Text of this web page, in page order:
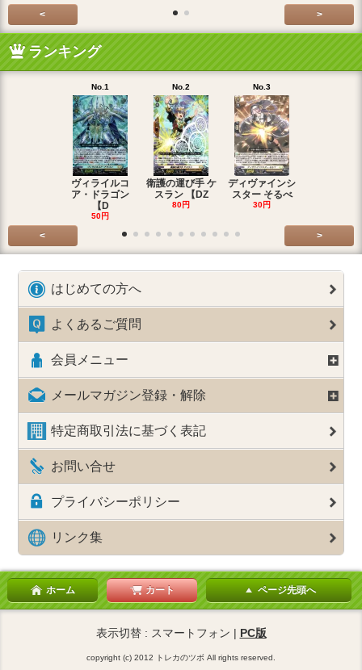
< >
ランキング
No.1
ヴィライルコ
ア・ドラゴン
【D
50円
No.2
衛護の運び手 ケ
スラン 【DZ
80円
No.3
ディヴァインシ
スター そるべ
30円
< >
はじめての方へ
よくあるご質問
会員メニュー
メールマガジン登録・解除
特定商取引法に基づく表記
お問い合せ
プライバシーポリシー
リンク集
ホーム カート ページ先頭へ
表示切替 : スマートフォン | PC版
copyright (c) 2012 トレカのツボ All rights reserved.